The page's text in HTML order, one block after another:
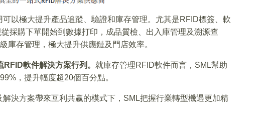
以極大提升產品追蹤、驗證和庫存管理。尤其是RFID標簽、軟
採購下單開始到數據打印，成品質檢、出入庫管理及溯源查
庫存管理，極大提升供應鏈及門店效率。
RFID軟件解決方案行列。 就庫存管理RFID軟件而言，SML幫助
，提升幅度超20個百分點。
決方案帶來互利共赢的模式下，SML把握行業轉型機遇更加精